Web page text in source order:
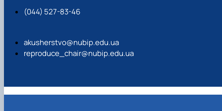
(044) 527-83-46
akusherstvo@nubip.edu.ua
reproduce_chair@nubip.edu.ua